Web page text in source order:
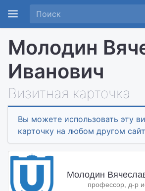
Молодин
Иванович
Визитная карточка
Вы можете использовать эту
карточку на любом другом
Молодин
профессор, д-р